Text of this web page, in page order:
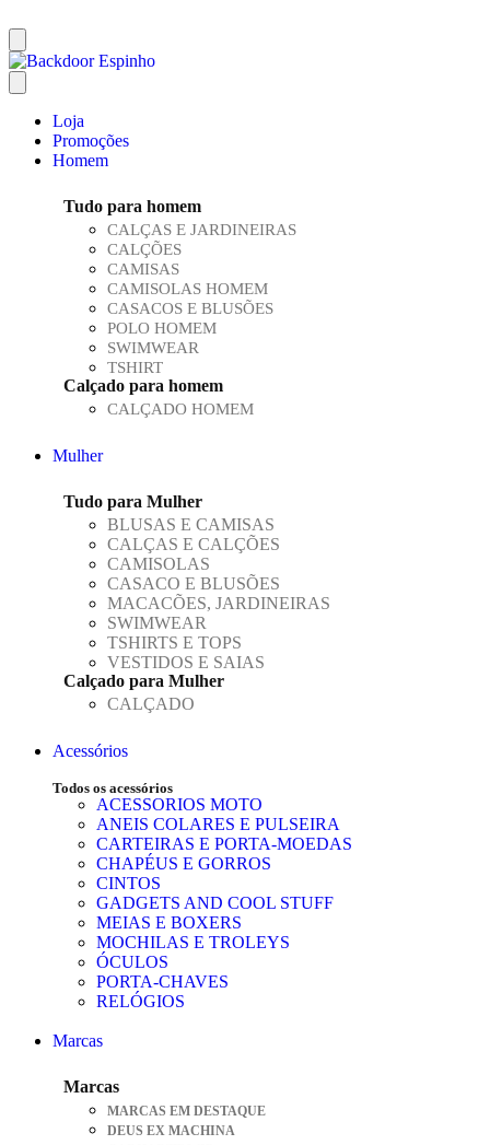
Loja
Promoções
Homem
Tudo para homem
CALÇAS E JARDINEIRAS
CALÇÕES
CAMISAS
CAMISOLAS HOMEM
CASACOS E BLUSÕES
POLO HOMEM
SWIMWEAR
TSHIRT
Calçado para homem
CALÇADO HOMEM
Mulher
Tudo para Mulher
BLUSAS E CAMISAS
CALÇAS E CALÇÕES
CAMISOLAS
CASACO E BLUSÕES
MACACÕES, JARDINEIRAS
SWIMWEAR
TSHIRTS E TOPS
VESTIDOS E SAIAS
Calçado para Mulher
CALÇADO
Acessórios
Todos os acessórios
ACESSORIOS MOTO
ANEIS COLARES E PULSEIRA
CARTEIRAS E PORTA-MOEDAS
CHAPÉUS E GORROS
CINTOS
GADGETS AND COOL STUFF
MEIAS E BOXERS
MOCHILAS E TROLEYS
ÓCULOS
PORTA-CHAVES
RELÓGIOS
Marcas
Marcas
MARCAS EM DESTAQUE
DEUS EX MACHINA